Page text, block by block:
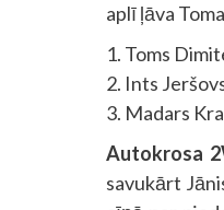
aplī ļāva
1. Toms
2. Ints
3. Madars
Autokrosa
savukārt